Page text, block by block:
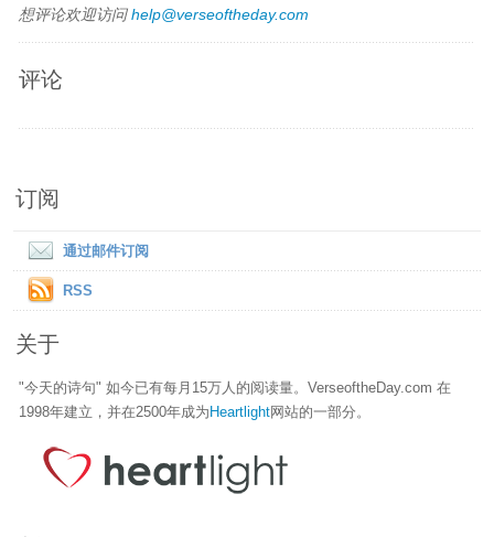
想评论欢迎访问help@verseoftheday.com
评论
订阅
通过邮件订阅
RSS
关于
"今天的诗句" 如今已有每月15万人的阅读量。VerseoftheDay.com 在
1998年建立，并在2500年成为 Heartlight网站的一部分。